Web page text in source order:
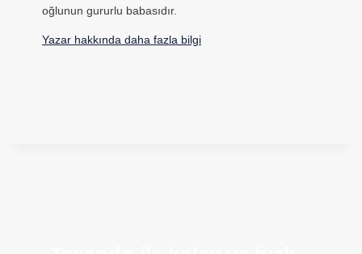
oğlunun gururlu babasıdır.
Yazar hakkında daha fazla bilgi